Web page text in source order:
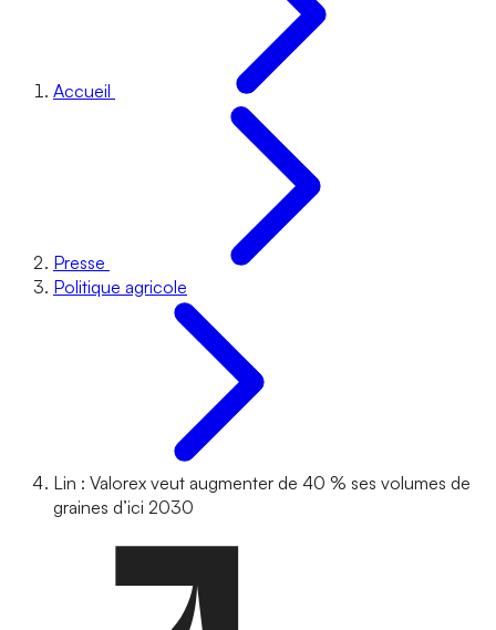
Accueil
Presse
Politique agricole
Lin : Valorex veut augmenter de 40 % ses volumes de
graines d’ici 2030